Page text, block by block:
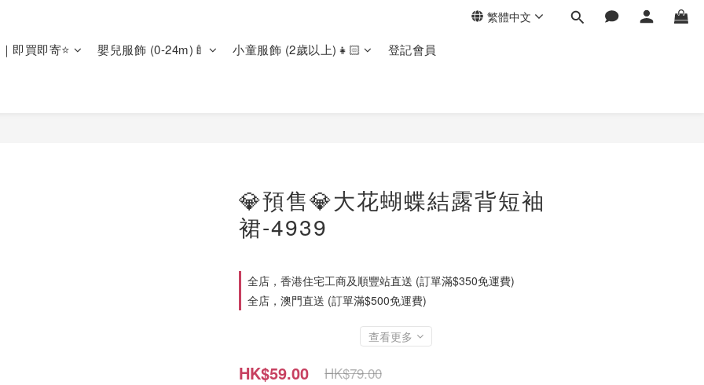
繁體中文
即買即寄⭐ 嬰兒服飾 (0-24m)🍼 小童服飾 (2歲以上)👧🏻 登記會員
💎預售💎大花蝴蝶結露背短袖
裙-4939
全店，香港住宅工商及順豐站直送 (訂單滿$350免運費)
全店，澳門直送 (訂單滿$500免運費)
查看更多
HK$59.00 HK$79.00